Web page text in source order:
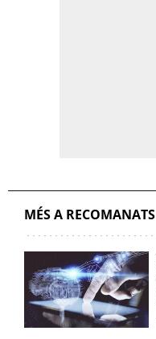
MÉS A RECOMANATS